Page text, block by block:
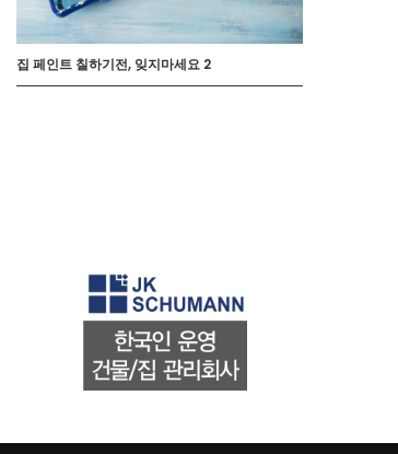
집 페인트 칠하기전, 잊지마세요 2